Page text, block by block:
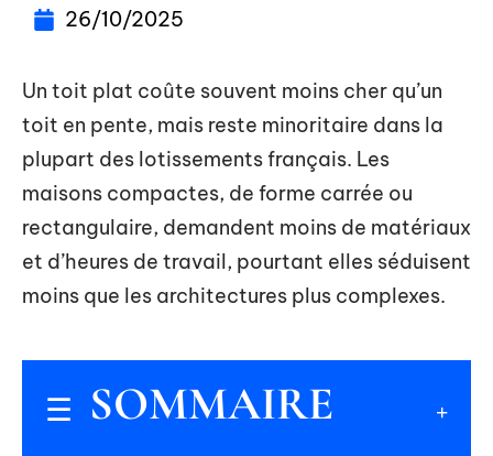
26/10/2025
Un toit plat coûte souvent moins cher qu’un
toit en pente, mais reste minoritaire dans la
plupart des lotissements français. Les
maisons compactes, de forme carrée ou
rectangulaire, demandent moins de matériaux
et d’heures de travail, pourtant elles séduisent
moins que les architectures plus complexes.
SOMMAIRE